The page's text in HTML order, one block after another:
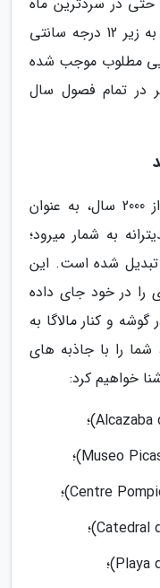
های سال نیز دمای هوا در این شهر به زیر 12 درجه سانتی
مطلوب موجب شده
در تمام فصول سال
شهر ساحلی مالاگا با قدمتی بیش از 2000 سال، به عنوان
به شمار میرود؛
تبدیل شده است. این
را در خود جای داده
و کنار مالاگا به
را با جاذبه های
خواهیم کرد: